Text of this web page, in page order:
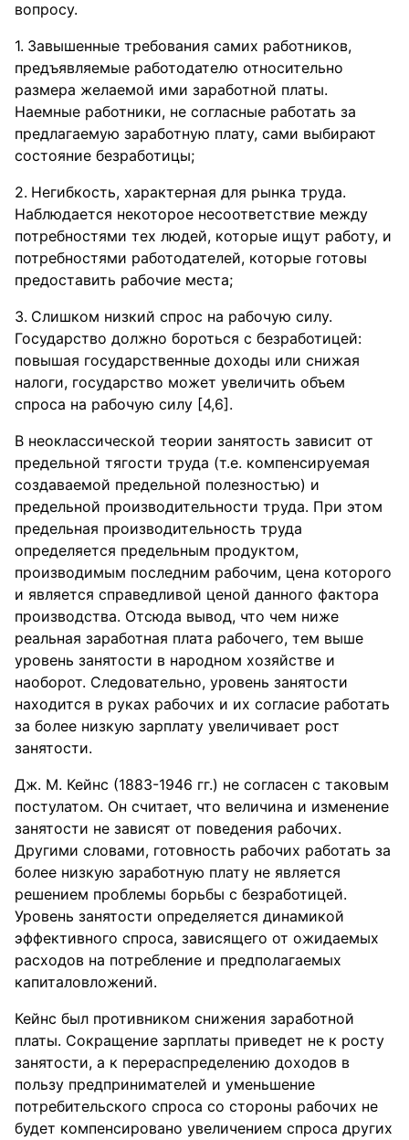
вопросу.
Завышенные требования самих работников,
предъявляемые работодателю относительно
размера желаемой ими заработной платы.
Наемные работники, не согласные работать за
предлагаемую заработную плату, сами выбирают
состояние безработицы;
Негибкость, характерная для рынка труда.
Наблюдается некоторое несоответствие между
потребностями тех людей, которые ищут работу, и
потребностями работодателей, которые готовы
предоставить рабочие места;
Слишком низкий спрос на рабочую силу.
Государство должно бороться с безработицей:
повышая государственные доходы или снижая
налоги, государство может увеличить объем
спроса на рабочую силу [4,6].
В неоклассической теории занятость зависит от
предельной тягости труда (т.е. компенсируемая
создаваемой предельной полезностью) и
предельной производительности труда. При этом
предельная производительность труда
определяется предельным продуктом,
производимым последним рабочим, цена которого
и является справедливой ценой данного фактора
производства. Отсюда вывод, что чем ниже
реальная заработная плата рабочего, тем выше
уровень занятости в народном хозяйстве и
наоборот. Следовательно, уровень занятости
находится в руках рабочих и их согласие работать
за более низкую зарплату увеличивает рост
занятости.
Дж. М. Кейнс (1883-1946 гг.) не согласен с таковым
постулатом. Он считает, что величина и изменение
занятости не зависят от поведения рабочих.
Другими словами, готовность рабочих работать за
более низкую заработную плату не является
решением проблемы борьбы с безработицей.
Уровень занятости определяется динамикой
эффективного спроса, зависящего от ожидаемых
расходов на потребление и предполагаемых
капиталовложений.
Кейнс был противником снижения заработной
платы. Сокращение зарплаты приведет не к росту
занятости, а к перераспределению доходов в
пользу предпринимателей и уменьшение
потребительского спроса со стороны рабочих не
будет компенсировано увеличением спроса других